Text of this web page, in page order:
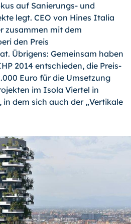
auf Sanierungs- und
legt. CEO von Hines Italia
zusammen mit dem
den Preis
Übrigens: Gemeinsam haben
2014 entschieden, die Preis­
Euro für die Umsetzung
im Isola Viertel in
dem sich auch der „Vertikale